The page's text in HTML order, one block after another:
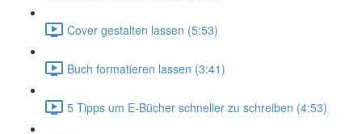
Cover gestalten lassen (5:53)
Buch formatieren lassen (3:41)
5 Tipps um E-Bücher schneller zu schreiben (4:53)